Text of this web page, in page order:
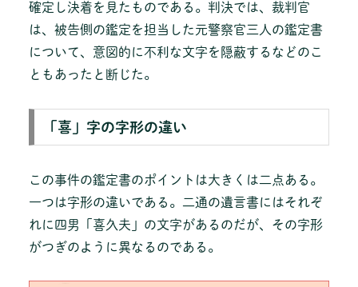
確定し決着を見たものである。判決では、裁判官
は、被告側の鑑定を担当した元警察官三人の鑑定書
について、意図的に不利な文字を隠蔽するなどのこ
ともあったと断じた。
「喜」字の字形の違い
この事件の鑑定書のポイントは大きくは二点ある。
一つは字形の違いである。二通の遺言書にはそれぞ
れに四男「喜久夫」の文字があるのだが、その字形
がつぎのように異なるのである。